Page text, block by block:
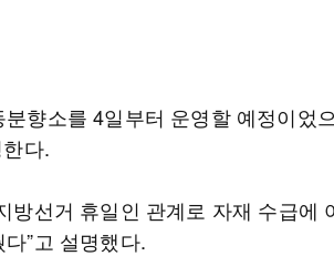
향소를 4일부터 운영할 예정이었
다.
방선거 휴일인 관계로 자재 수급에
”고 설명했다.